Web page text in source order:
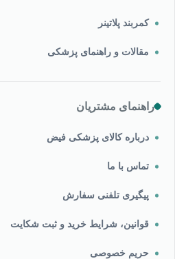
کمربند پلاتینر
مقالات و راهنمای پزشکی
راهنمای مشتریان
درباره کالای پزشکی فیض
تماس با ما
پیگیری تلفنی سفارش
قوانین، شرایط خرید و ثبت شکایت
حریم خصوصی